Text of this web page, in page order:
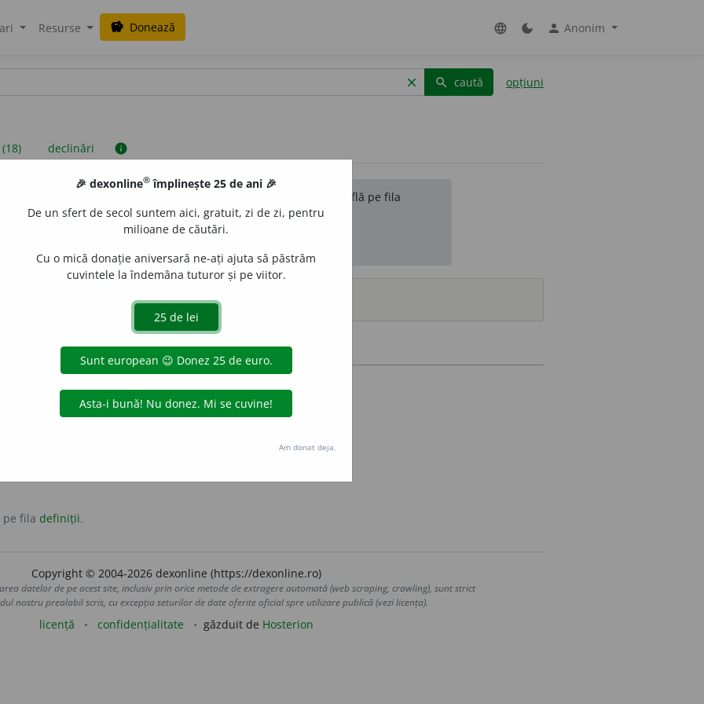
Resurse savings Donează language dark_mode person Anonim
clear search caută opțiuni
declinări info
sunt compilate de echipa dexonline. Definițiile originale se află pe fila
reordona filele pe pagina depreferințe.
surse
antonime:
trândav
care trage bine la ham.
pe fila definiții.
Copyright © 2004-2026 dexonline (https://dexonline.ro)
datelor de pe acest site, inclusiv prin orice metode de extragere automată (web scraping, crawling), sunt strict
nostru prealabil scris, cu excepția seturilor de date oferite oficial spre utilizare publică (vezi licența).
licență confidențialitate găzduit de Hosterion
🎉 dexonline® împlinește 25 de ani 🎉
De un sfert de secol suntem aici, gratuit, zi de zi, pentru
milioane de căutări.
Cu o mică donație aniversară ne-ați ajuta să păstrăm
cuvintele la îndemâna tuturor și pe viitor.
Am donat deja.